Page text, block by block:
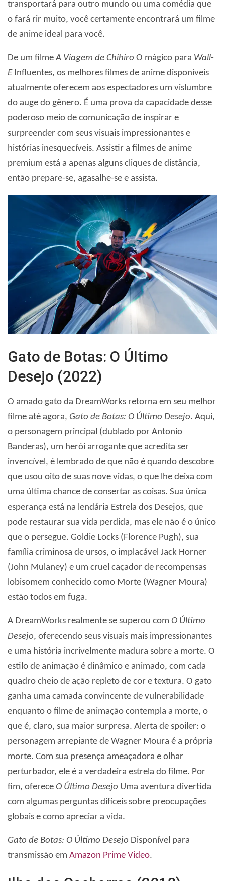
transportará para outro mundo ou uma comédia que
o fará rir muito, você certamente encontrará um filme
de anime ideal para você.
De um filmeA Viagem de Chihiro O mágico para Wall-
EInfluentes, os melhores filmes de anime disponíveis
atualmente oferecem aos espectadores um vislumbre
do auge do gênero. É uma prova da capacidade desse
poderoso meio de comunicação de inspirar e
surpreender com seus visuais impressionantes e
histórias inesquecíveis. Assistir a filmes de anime
premium está a apenas alguns cliques de distância,
então prepare-se, agasalhe-se e assista.
Gato de Botas: O Último
Desejo (2022)
O amado gato da DreamWorks retorna em seu melhor
filme até agora, Gato de Botas: O Último Desejo. Aqui,
o personagem principal (dublado por Antonio
Banderas), um herói arrogante que acredita ser
invencível, é lembrado de que não é quando descobre
que usou oito de suas nove vidas, o que lhe deixa com
uma última chance de consertar as coisas. Sua única
esperança está na lendária Estrela dos Desejos, que
pode restaurar sua vida perdida, mas ele não é o único
que o persegue. Goldie Locks (Florence Pugh), sua
família criminosa de ursos, o implacável Jack Horner
(John Mulaney) e um cruel caçador de recompensas
lobisomem conhecido como Morte (Wagner Moura)
estão todos em fuga.
A DreamWorks realmente se superou com O Último
Desejo, oferecendo seus visuais mais impressionantes
e uma história incrivelmente madura sobre a morte. O
estilo de animação é dinâmico e animado, com cada
quadro cheio de ação repleto de cor e textura. O gato
ganha uma camada convincente de vulnerabilidade
enquanto o filme de animação contempla a morte, o
que é, claro, sua maior surpresa. Alerta de spoiler: o
personagem arrepiante de Wagner Moura é a própria
morte. Com sua presença ameaçadora e olhar
perturbador, ele é a verdadeira estrela do filme. Por
fim, oferece O Último Desejo Uma aventura divertida
com algumas perguntas difíceis sobre preocupações
globais e como apreciar a vida.
Gato de Botas: O Último Desejo Disponível para
transmissão em Amazon Prime Video.